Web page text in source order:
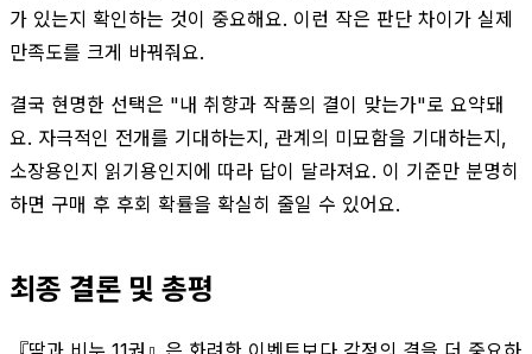
가 있는지 확인하는 것이 중요해요. 이런 작은 판단 차이가 실제
만족도를 크게 바꿔줘요.
결국 현명한 선택은 "내 취향과 작품의 결이 맞는가"로 요약돼
요. 자극적인 전개를 기대하는지, 관계의 미묘함을 기대하는지,
소장용인지 읽기용인지에 따라 답이 달라져요. 이 기준만 분명히
하면 구매 후 후회 확률을 확실히 줄일 수 있어요.
최종 결론 및 총평